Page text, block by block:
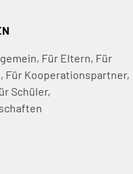
, Für Eltern, Für
, Für Kooperationspartner,
Schüler,